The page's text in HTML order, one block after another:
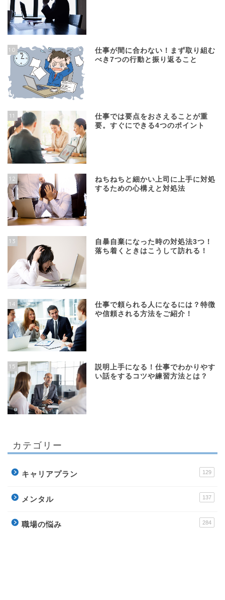
10
仕事が間に合わない！まず取り組む
べき7つの行動と振り返ること
11
仕事では要点をおさえることが重
要。すぐにできる4つのポイント
12
ねちねちと細かい上司に上手に対処
するための心構えと対処法
13
自暴自棄になった時の対処法3つ！
落ち着くときはこうして訪れる！
14
仕事で頼られる人になるには？特徴
や信頼される方法をご紹介！
15
説明上手になる！仕事でわかりやす
い話をするコツや練習方法とは？
カテゴリー
キャリアプラン 129
メンタル 137
職場の悩み 284